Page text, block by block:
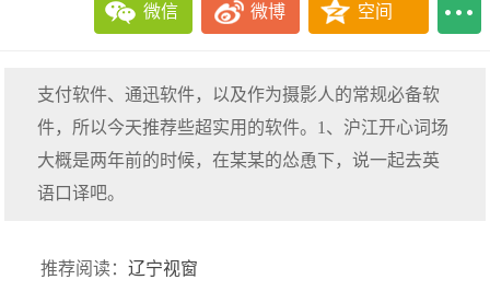
微信 微博 空间
支付软件、通迅软件，以及作为摄影人的常规必备软
件，所以今天推荐些超实用的软件。1、沪江开心词场
大概是两年前的时候，在某某的怂恿下，说一起去英
语口译吧。
推荐阅读：辽宁视窗